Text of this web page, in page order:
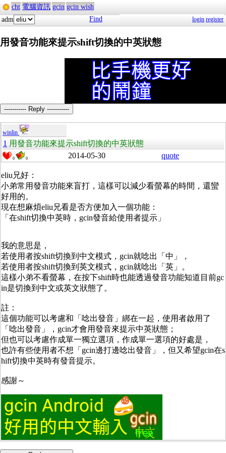
cht 電腦資訊 gcin gcin wish
adm
Find login register
用發音功能來提示shift切換的中英狀態
----------- Reply -----------
winlin
1 用發音功能來提示shift切換的中英狀態
0 0 2014-05-30 quote
eliu兄好：
小弟常用發音功能來盲打，這樣可以減少看螢幕的時間，還蠻
好用的。
現在想麻煩eliu兄看是否方便加入一個功能：
「在shift切換中英時，gcin發音給使用者提示」
我的意思是，
若使用者按shift切換到中文模式，gcin就唸出「中」，
若使用者按shift切換到英文模式，gcin就唸出「英」。
這樣小弟不看螢幕，在按下shift時也能透過發音功能知道目前gc
in是切換到中文或英文狀態了。
註：
這個功能可以考慮和「唸出發音」綁在一起，使用者啟用了
「唸出發音」，gcin才會用發音來提示中英狀態；
但也可以考慮作成單一獨立選項，作成單一選項的好處是，
也許有些使用者不想「gcin邊打邊唸出發音」，但又希望gcin在s
hift切換中英時有發音提示。
感謝～